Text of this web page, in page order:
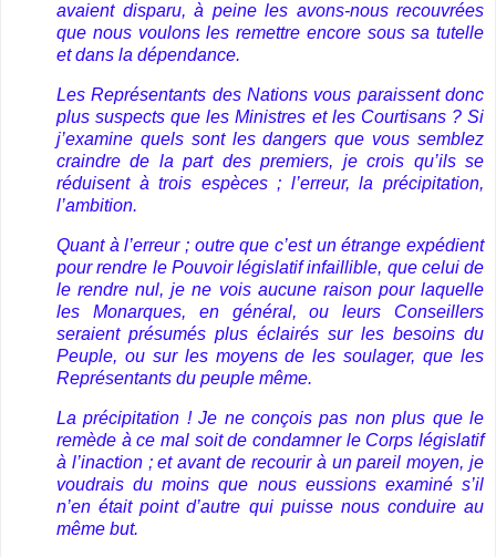
avaient disparu, à peine les avons-nous recouvrées
que nous voulons les remettre encore sous sa tutelle
et dans la dépendance.
Les Représentants des Nations vous paraissent donc
plus suspects que les Ministres et les Courtisans ? Si
j’examine quels sont les dangers que vous semblez
craindre de la part des premiers, je crois qu’ils se
réduisent à trois espèces ; l’erreur, la précipitation,
l’ambition.
Quant à l’erreur ; outre que c’est un étrange expédient
pour rendre le Pouvoir législatif infaillible, que celui de
le rendre nul, je ne vois aucune raison pour laquelle
les Monarques, en général, ou leurs Conseillers
seraient présumés plus éclairés sur les besoins du
Peuple, ou sur les moyens de les soulager, que les
Représentants du peuple même.
La précipitation ! Je ne conçois pas non plus que le
remède à ce mal soit de condamner le Corps législatif
à l’inaction ; et avant de recourir à un pareil moyen, je
voudrais du moins que nous eussions examiné s’il
n’en était point d’autre qui puisse nous conduire au
même but.